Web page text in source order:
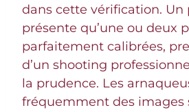
dans cette vérification. Un
présente qu’une ou deux
parfaitement calibrées,
d’un shooting
la prudence. Les
fréquemment des images